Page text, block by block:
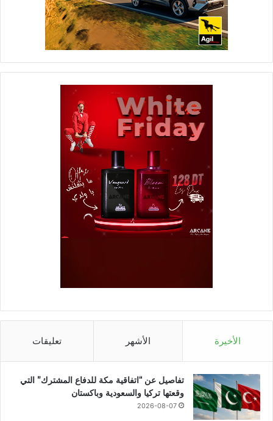
الأخيرة الأشهر تعليقات
تفاصيل عن “اتفاقية مكة للدفاع المشترك” التي
وقعتها تركيا والسعودية وباكستان
2026-08-07